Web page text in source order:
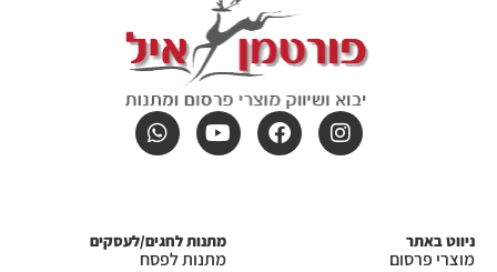
ניווט באתר
מוצרי פרסום
מתנות לחגים/לעסקים
מתנות לפסח